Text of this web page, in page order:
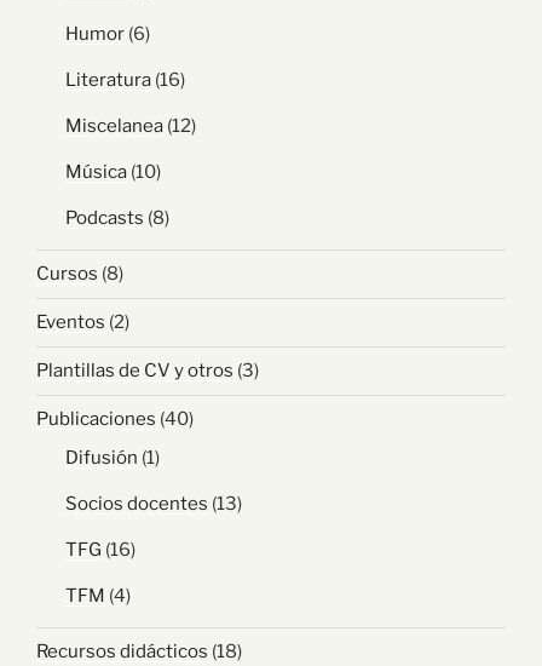
Humor (6)
Literatura (16)
Miscelanea (12)
Música (10)
Podcasts (8)
Cursos (8)
Eventos (2)
Plantillas de CV y otros (3)
Publicaciones (40)
Difusión (1)
Socios docentes (13)
TFG (16)
TFM (4)
Recursos didácticos (18)